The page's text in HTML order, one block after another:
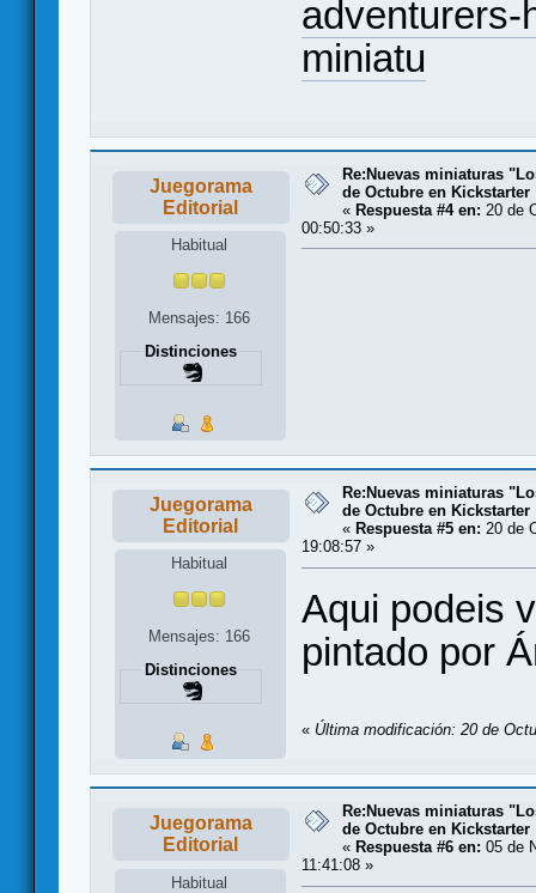
adventurers-
miniatu
Juegorama
Editorial
Habitual
Mensajes: 166
Distinciones
Re:Nuevas miniaturas
de Octubre en Kickstarter
« Respuesta #4 en: 20 de
00:50:33 »
Juegorama
Editorial
Habitual
Mensajes: 166
Distinciones
Re:Nuevas miniaturas
de Octubre en Kickstarter
« Respuesta #5 en: 20 de
19:08:57 »
Aqui podeis
pintado por
« Última modificación: 20 de
Juegorama
Editorial
Habitual
Re:Nuevas miniaturas
de Octubre en Kickstarter
« Respuesta #6 en: 05 de
11:41:08 »